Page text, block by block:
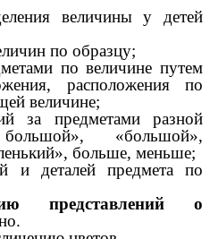
величины у детей
по образцу;
по величине путем
расположения по
величине;
за предметами разной
«большой»,
больше, меньше;
и деталей предмета по
представлений о